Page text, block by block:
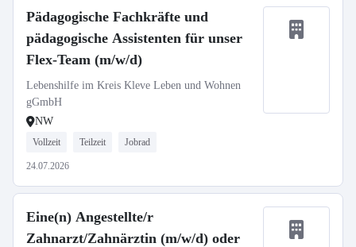
Pädagogische Fachkräfte und
pädagogische Assistenten für unser
Flex-Team (m/w/d)
Lebenshilfe im Kreis Kleve Leben und Wohnen
gGmbH
NW
Vollzeit Teilzeit Jobrad
24.07.2026
Eine(n) Angestellte/r
Zahnarzt/Zahnärztin (m/w/d) oder